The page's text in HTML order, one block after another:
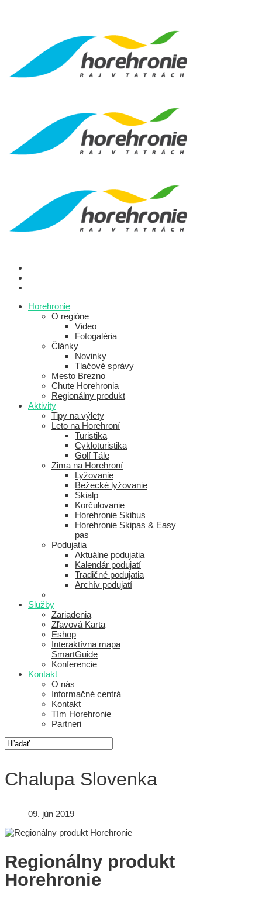
Horehronie
O regióne
Video
Fotogaléria
Články
Novinky
Tlačové správy
Mesto Brezno
Chute Horehronia
Regionálny produkt
Aktivity
Tipy na výlety
Leto na Horehroní
Turistika
Cykloturistika
Golf Tále
Zima na Horehroní
Lyžovanie
Bežecké lyžovanie
Skialp
Korčulovanie
Horehronie Skibus
Horehronie Skipas & Easy
pas
Podujatia
Aktuálne podujatia
Kalendár podujatí
Tradičné podujatia
Archív podujatí
Služby
Zariadenia
Zľavová Karta
Eshop
Interaktívna mapa
SmartGuide
Konferencie
Kontakt
O nás
Informačné centrá
Kontakt
Tím Horehronie
Partneri
Chalupa Slovenka
09. jún 2019
Regionálny produkt
Horehronie